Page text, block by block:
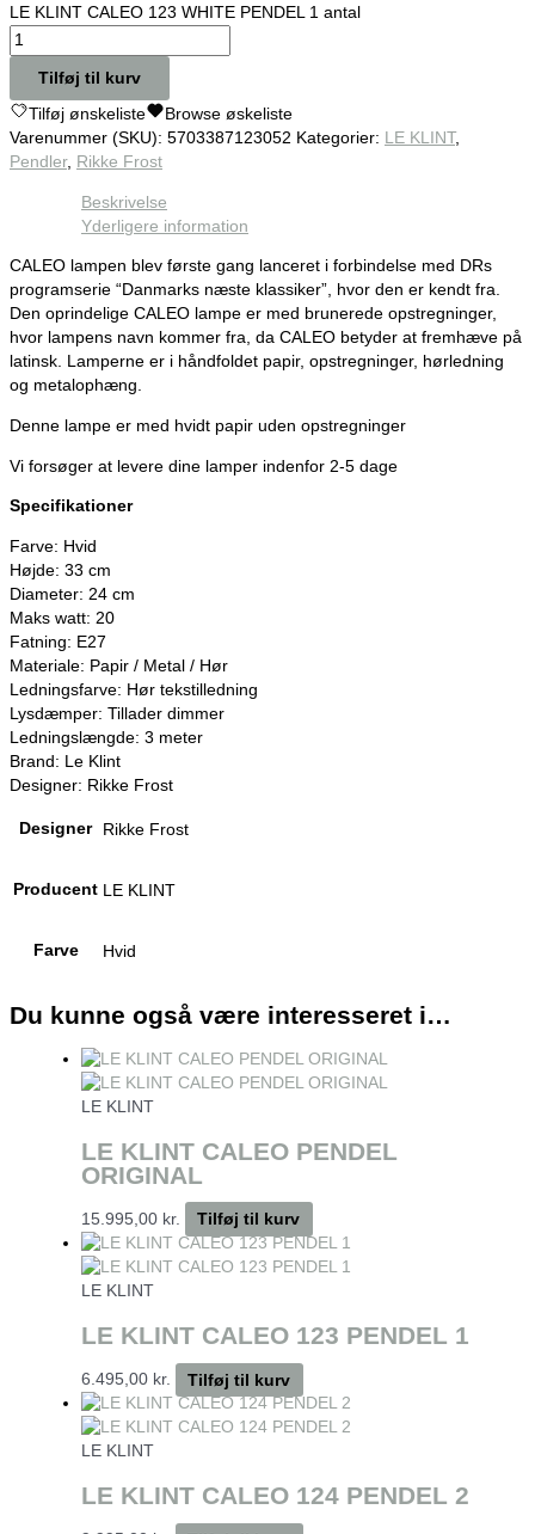
LE KLINT CALEO 123 WHITE PENDEL 1 antal
Tilføj til kurv
Tilføj ønskeliste Browse øskeliste
Varenummer (SKU): 5703387123052 Kategorier: LE KLINT,
Pendler, Rikke Frost
Beskrivelse
Yderligere information
CALEO lampen blev første gang lanceret i forbindelse med DRs
programserie “Danmarks næste klassiker”, hvor den er kendt fra.
Den oprindelige CALEO lampe er med brunerede opstregninger,
hvor lampens navn kommer fra, da CALEO betyder at fremhæve på
latinsk. Lamperne er i håndfoldet papir, opstregninger, hørledning
og metalophæng.
Denne lampe er med hvidt papir uden opstregninger
Vi forsøger at levere dine lamper indenfor 2-5 dage
Specifikationer
Farve: Hvid
Højde: 33 cm
Diameter: 24 cm
Maks watt: 20
Fatning: E27
Materiale: Papir / Metal / Hør
Ledningsfarve: Hør tekstilledning
Lysdæmper: Tillader dimmer
Ledningslængde: 3 meter
Brand: Le Klint
Designer: Rikke Frost
Designer Rikke Frost
Producent LE KLINT
Farve Hvid
Du kunne også være interesseret i…
LE KLINT
LE KLINT CALEO PENDEL
ORIGINAL
15.995,00 kr. Tilføj til kurv
LE KLINT
LE KLINT CALEO 123 PENDEL 1
6.495,00 kr. Tilføj til kurv
LE KLINT
LE KLINT CALEO 124 PENDEL 2